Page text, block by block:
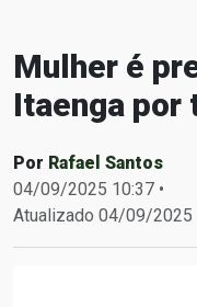
Mulher é
Itaenga por
Por Rafael Santos
04/09/2025 10:37 •
Atualizado 04/09/2025